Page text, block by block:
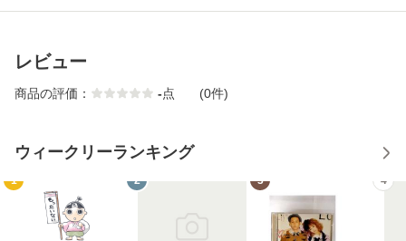
レビュー
商品の評価： -点 (0件)
ウィークリーランキング
1 2 3 4